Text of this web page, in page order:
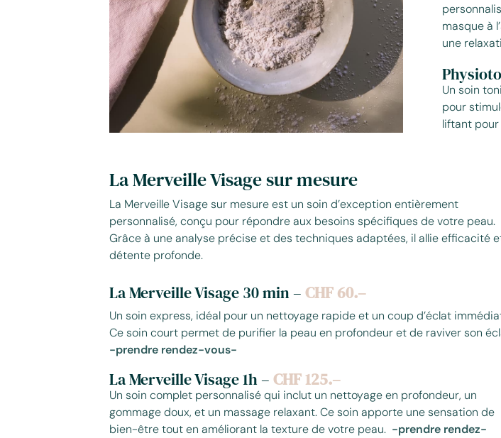
masque à
une
Un soin
pour
liftant
La Merveille Visage sur mesure
La Merveille Visage sur mesure est un soin d’exception entièrement
personnalisé, conçu pour répondre aux besoins spécifiques de votre peau.
Grâce à une analyse précise et des techniques adaptées, il allie efficacité
détente profonde.
La Merveille Visage 30 min – CHF 60.–
Un soin express, idéal pour un nettoyage rapide et un coup d’éclat
Ce soin court permet de purifier la peau en profondeur et de raviver son
-prendre rendez-vous-
La Merveille Visage 1h – CHF 125.–
Un soin complet personnalisé qui inclut un nettoyage en profondeur, un
gommage doux, et un massage relaxant. Ce soin apporte une sensation de
bien-être tout en améliorant la texture de votre peau. -prendre rendez-